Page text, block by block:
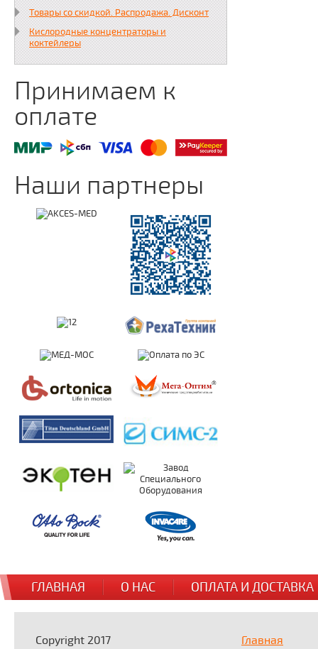
Товары со скидкой. Распродажа. Дисконт
Кислородные концентраторы и
коктейлеры
Принимаем к
оплате
Наши партнеры
ГЛАВНАЯ О НАС ОПЛАТА И ДОСТАВКА
Copyright 2017
Главная